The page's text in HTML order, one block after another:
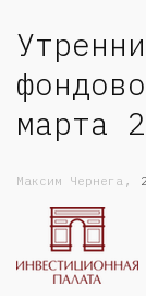
марта
Максим Чернега ,